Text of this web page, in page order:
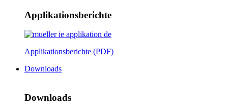
Applikationsberichte
Applikationsberichte (PDF)
Downloads
Downloads